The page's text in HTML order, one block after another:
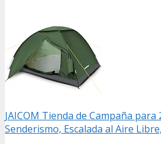
JAICOM Tienda de Campaña
Senderismo, Escalada al Aire